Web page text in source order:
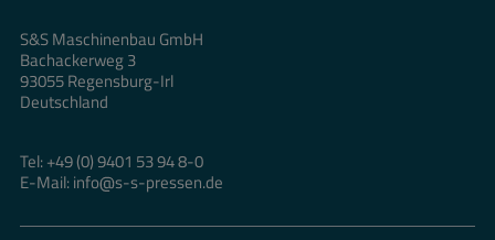
S&S Maschinenbau GmbH
Bachackerweg 3
93055 Regensburg-Irl
Deutschland
Tel:+49 (0) 9401 53 94 8-0
E-Mail:info s-s-pressen.de